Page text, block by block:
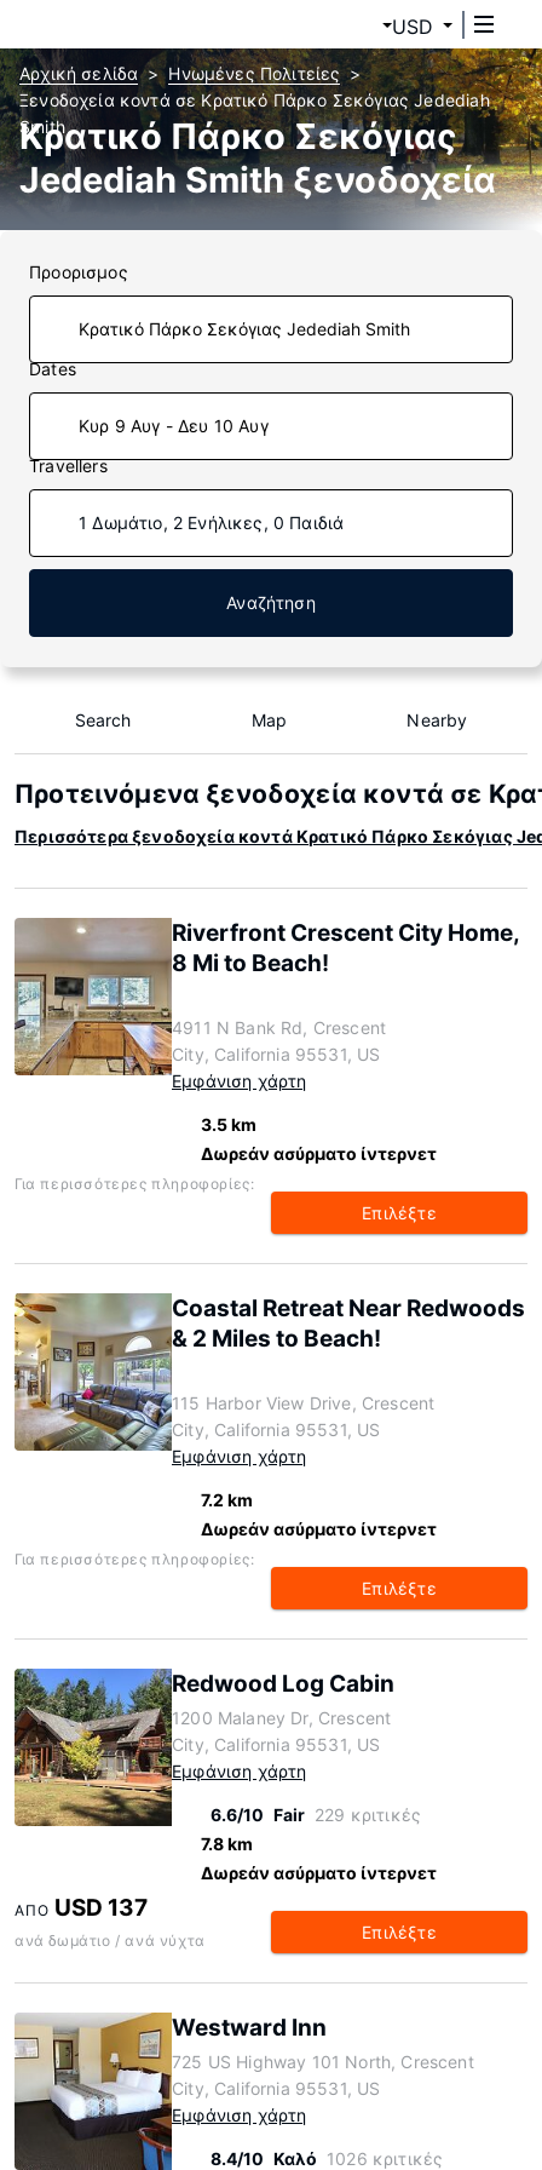
USD
Αρχική σελίδα
Ηνωμένες Πολιτείες
Ξενοδοχεία κοντά σε Κρατικό Πάρκο Σεκόγιας Jedediah
Smith
Κρατικό Πάρκο Σεκόγιας
Jedediah Smith ξενοδοχεία
Προορισμος
Dates
Κυρ 9 Αυγ - Δευ 10 Αυγ
Travellers
1 Δωμάτιο, 2 Ενήλικες, 0 Παιδιά
Αναζήτηση
Search Map Nearby
Προτεινόμενα ξενοδοχεία κοντά σε
Περισσότερα ξενοδοχεία κοντά Κρατικό Πάρκο Σεκόγιας
Riverfront Crescent City Home,
8 Mi to Beach!
4911 N Bank Rd, Crescent
City, California 95531, US
Εμφάνιση χάρτη
3.5 km
Δωρεάν ασύρματο ίντερνετ
Για περισσότερες πληροφορίες:
Επιλέξτε
Coastal Retreat Near Redwoods
& 2 Miles to Beach!
115 Harbor View Drive, Crescent
City, California 95531, US
Εμφάνιση χάρτη
7.2 km
Δωρεάν ασύρματο ίντερνετ
Για περισσότερες πληροφορίες:
Επιλέξτε
Redwood Log Cabin
1200 Malaney Dr, Crescent
City, California 95531, US
Εμφάνιση χάρτη
6.6/10 Fair 229 κριτικές
7.8 km
Δωρεάν ασύρματο ίντερνετ
ΑΠΌ USD 137
ανά δωμάτιο / ανά νύχτα Επιλέξτε
Westward Inn
725 US Highway 101 North, Crescent
City, California 95531, US
Εμφάνιση χάρτη
8.4/10 Καλό 1026 κριτικές